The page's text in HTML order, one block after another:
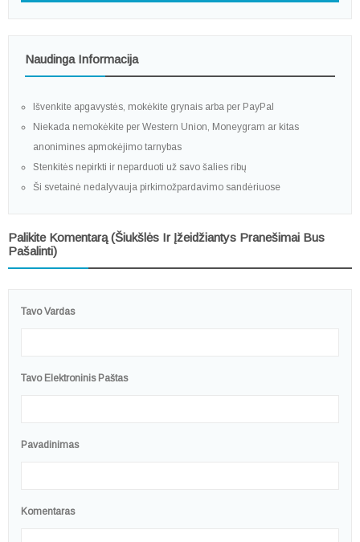
Naudinga Informacija
Išvenkite apgavystės, mokėkite grynais arba per PayPal
Niekada nemokėkite per Western Union, Moneygram ar kitas
anonimines apmokėjimo tarnybas
Stenkitės nepirkti ir neparduoti už savo šalies ribų
Ši svetainė nedalyvauja pirkimožpardavimo sandėriuose
Palikite Komentarą (šiukšlės Ir Įžeidžiantys Pranešimai Bus
Pašalinti)
Tavo Vardas
Tavo Elektroninis Paštas
Pavadinimas
Komentaras